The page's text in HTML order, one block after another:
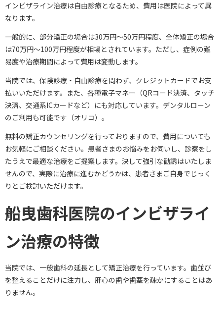
インビザライン治療は自由診療となるため、費用は医院によって異
なります。
一般的に、部分矯正の場合は30万円～50万円程度、全体矯正の場合
は70万円～100万円程度が相場とされています。ただし、症例の難
易度や治療期間によって費用は変動します。
当院では、保険診療・自由診療を問わず、クレジットカードでお支
払いいただけます。また、各種電子マネー（QRコード決済、タッチ
決済、交通系ICカードなど）にも対応しています。デンタルローン
のご利用も可能です（オリコ）。
無料の矯正カウンセリングを行っておりますので、費用についても
お気軽にご相談ください。患者さまのお悩みをお伺いし、診察をし
たうえで最適な治療をご提案します。決して強引な勧誘はいたしま
せんので、実際に治療に進むかどうかは、患者さまご自身でじっく
りとご検討いただけます。
船曳歯科医院のインビザライ
ン治療の特徴
当院では、一般歯科の延長として矯正治療を行っています。歯並び
を整えることだけに注力し、肝心の歯や歯茎を疎かにすることはあ
りません。